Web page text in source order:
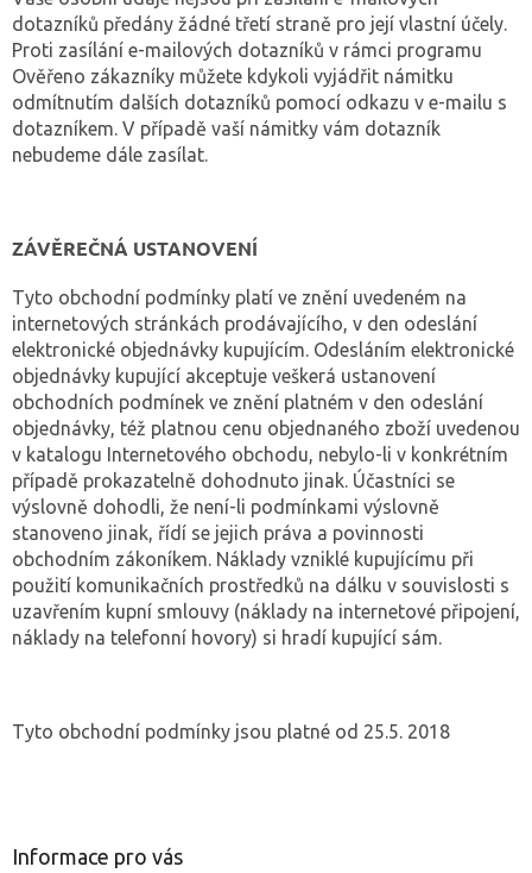
dotazníků předány žádné třetí straně pro její vlastní účely.
Proti zasílání e-mailových dotazníků v rámci programu
Ověřeno zákazníky můžete kdykoli vyjádřit námitku
odmítnutím dalších dotazníků pomocí odkazu v e-mailu s
dotazníkem. V případě vaší námitky vám dotazník
nebudeme dále zasílat.
ZÁVĚREČNÁ USTANOVENÍ
Tyto obchodní podmínky platí ve znění uvedeném na
internetových stránkách prodávajícího, v den odeslání
elektronické objednávky kupujícím. Odesláním elektronické
objednávky kupující akceptuje veškerá ustanovení
obchodních podmínek ve znění platném v den odeslání
objednávky, též platnou cenu objednaného zboží uvedenou
v katalogu Internetového obchodu, nebylo-li v konkrétním
případě prokazatelně dohodnuto jinak. Účastníci se
výslovně dohodli, že není-li podmínkami výslovně
stanoveno jinak, řídí se jejich práva a povinnosti
obchodním zákoníkem. Náklady vzniklé kupujícímu při
použití komunikačních prostředků na dálku v souvislosti s
uzavřením kupní smlouvy (náklady na internetové připojení,
náklady na telefonní hovory) si hradí kupující sám.
Tyto obchodní podmínky jsou platné od 25.5. 2018
Informace pro vás